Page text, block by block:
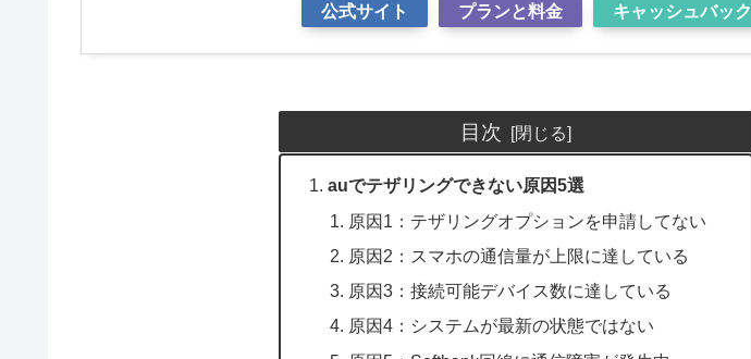
公式サイト プランと料金 キャッシュバック
目次
auでテザリングできない原因5選
原因1：テザリングオプションを申請してない
原因2：スマホの通信量が上限に達している
原因3：接続可能デバイス数に達している
原因4：システムが最新の状態ではない